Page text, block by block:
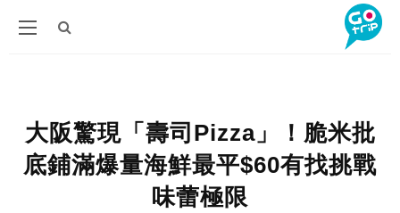
大阪驚現「壽司Pizza」！脆米批
底鋪滿爆量海鮮最平$60有找挑戰
味蕾極限